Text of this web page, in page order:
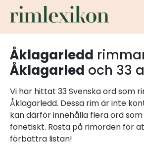
Åklagarledd
Åklagarled och 33
Vi har hittat 33 Svenska ord som
Åklagarledd. Dessa rim är inte
kan därför innehålla flera ord
fonetiskt. Rösta på rimorden för
förbättra listan!